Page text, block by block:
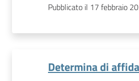
Pubblicato il 17 febbraio
Determina di